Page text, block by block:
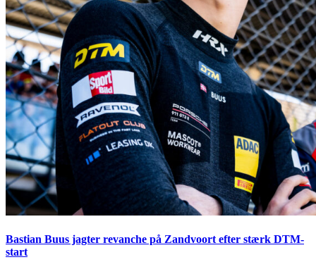
Bastian Buus jagter revanche på Zandvoort efter stærk DTM-
start